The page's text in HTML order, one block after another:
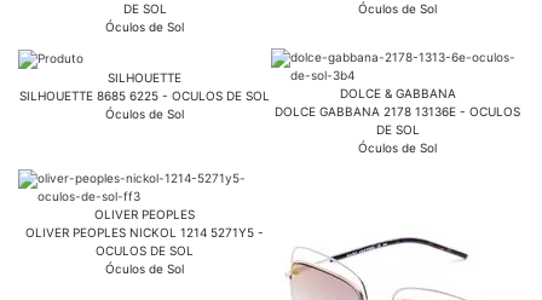
DE SOL
Óculos de Sol
Óculos de Sol
SILHOUETTE
SILHOUETTE 8685 6225 - OCULOS DE SOL
Óculos de Sol
DOLCE & GABBANA
DOLCE GABBANA 2178 13136E - OCULOS
DE SOL
Óculos de Sol
OLIVER PEOPLES
OLIVER PEOPLES NICKOL 1214 5271Y5 -
OCULOS DE SOL
Óculos de Sol